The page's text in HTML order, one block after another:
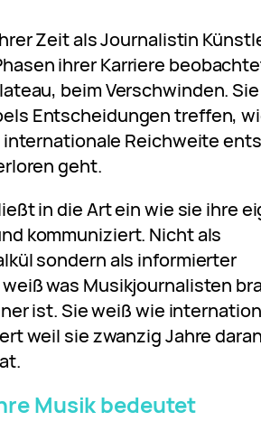
Zeit als Journalistin
ihrer Karriere
beim Verschwinden.
Entscheidungen treffen,
Reichweite
geht.
in die Art ein wie sie ihre
kommuniziert. Nicht als
sondern als informierter
was Musikjournalisten
ist. Sie weiß wie
weil sie zwanzig Jahre daran
Musik bedeutet